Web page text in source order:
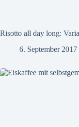
Risotto all day long:
6. September 2017